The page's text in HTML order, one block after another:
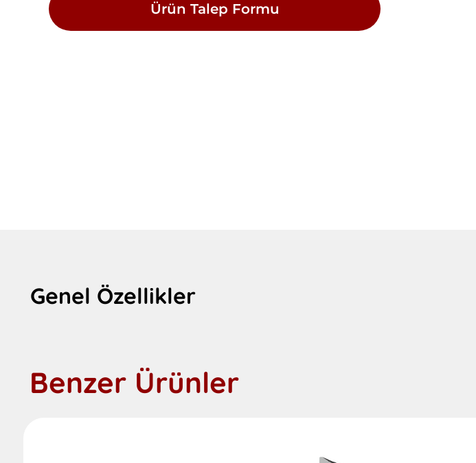
Ürün Talep Formu
Genel Özellikler
Benzer Ürünler